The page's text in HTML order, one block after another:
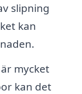
slipning
kan
mycket
kan det